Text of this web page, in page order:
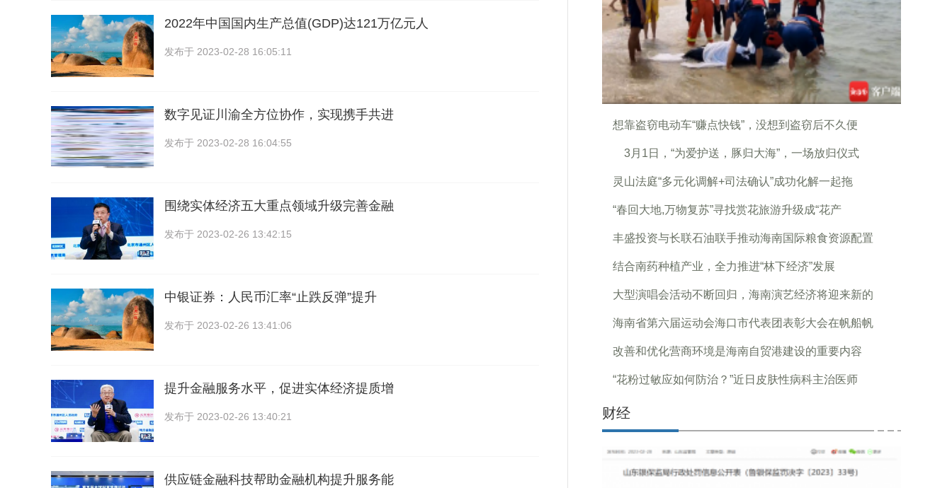
2022年中国国内生产总值(GDP)达121万亿元人
发布于 2023-02-28 16:05:11
数字见证川渝全方位协作，实现携手共进
发布于 2023-02-28 16:04:55
围绕实体经济五大重点领域升级完善金融
发布于 2023-02-26 13:42:15
中银证券：人民币汇率“止跌反弹”提升
发布于 2023-02-26 13:41:06
提升金融服务水平，促进实体经济提质增
发布于 2023-02-26 13:40:21
供应链金融科技帮助金融机构提升服务能
想靠盗窃电动车“赚点快钱”，没想到盗窃后不久便
3月1日，“为爱护送，豚归大海”，一场放归仪式
灵山法庭“多元化调解+司法确认”成功化解一起拖
“春回大地,万物复苏”寻找赏花旅游升级成“花产
丰盛投资与长联石油联手推动海南国际粮食资源配置
结合南药种植产业，全力推进“林下经济”发展
大型演唱会活动不断回归，海南演艺经济将迎来新的
海南省第六届运动会海口市代表团表彰大会在帆船帆
改善和优化营商环境是海南自贸港建设的重要内容
“花粉过敏应如何防治？”近日皮肤性病科主治医师
财经